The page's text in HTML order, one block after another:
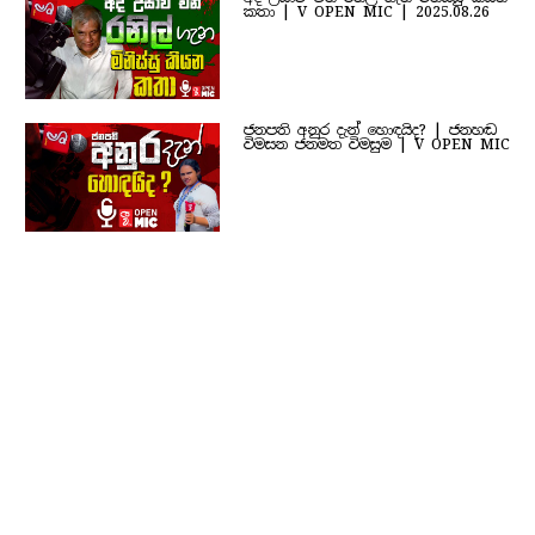
කතා | V OPEN MIC | 2025.08.26
ජනපති අනුර දැන් හොඳයිද? | ජනහඬ
විමසන ජනමත විමසුම | V OPEN MIC